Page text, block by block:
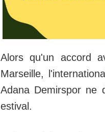
Alors qu'un accord
Marseille,
Adana Demirspor ne
estival.